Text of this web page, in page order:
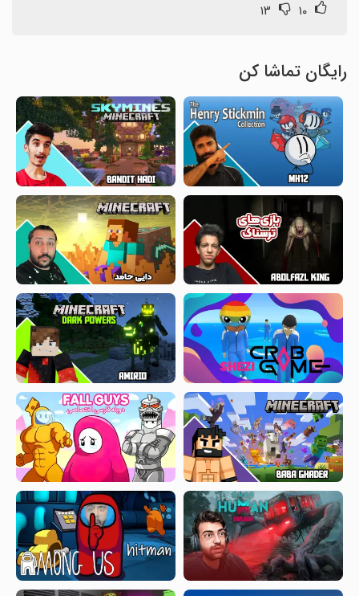
۱۰ ۱۳
رایگان تماشا کن